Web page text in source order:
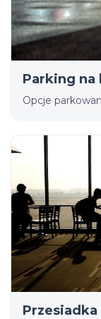
Parking
Opcje